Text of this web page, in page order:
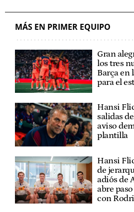
MÁS EN PRIMER EQUIPO
Gran
los tres
Barça en
para el
Hansi
salidas
aviso
plantilla
Hansi
de
adiós de
abre
con Rodri